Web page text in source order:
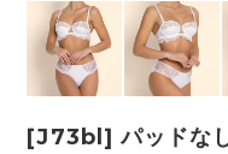
[J73bl] パッドな